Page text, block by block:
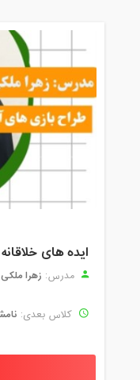
ایده های
مدرس: زهرا ملکی
کلاس بعدی: